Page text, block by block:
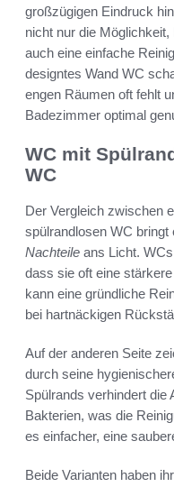
großzügigen Eindruck
nicht nur die
auch eine einfache
designtes Wand WC
engen Räumen oft fehlt
Badezimmer optimal
WC mit
WC
Der Vergleich zwischen
spülrandlosen WC bringt
Nachteile ans Licht.
dass sie oft eine
kann eine gründliche
bei hartnäckigen
Auf der anderen Seite
durch seine
Spülrands verhindert
Bakterien, was die
es einfacher, eine
Beide Varianten haben